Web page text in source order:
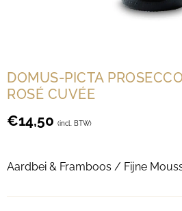
DOMUS-PICTA
ROSÉ CUVÉE
€14,50 (incl. BTW)
Aardbei & Framboos / Fijne